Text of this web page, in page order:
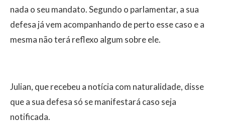
nada o seu mandato. Segundo o parlamentar, a sua
defesa já vem acompanhando de perto esse caso e a
mesma não terá reflexo algum sobre ele.
Julian, que recebeu a notícia com naturalidade, disse
que a sua defesa só se manifestará caso seja
notificada.